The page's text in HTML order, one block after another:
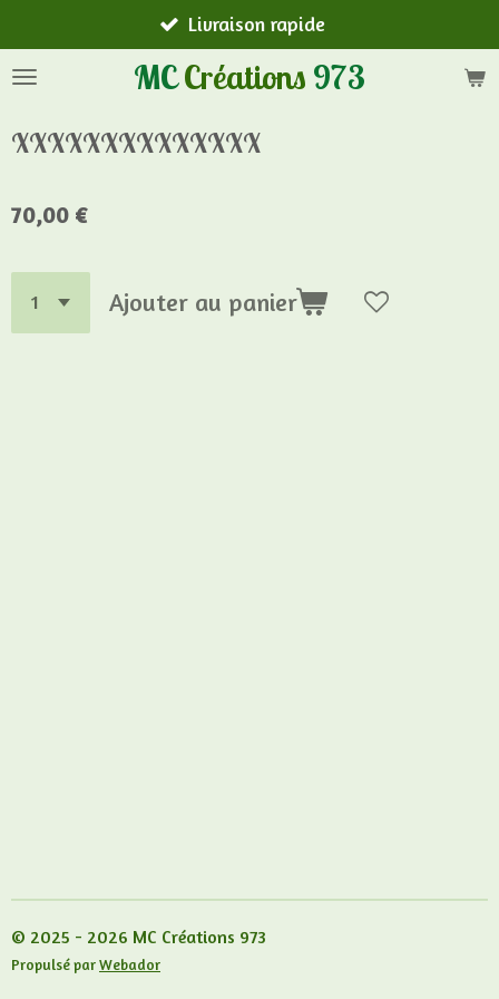
au
contenu
MCCréations 973
Livraison rapide
XXXXXXXXXXXXXX
70,00 €
Ajouter au panier
© 2025 - 2026 MC Créations 973
Propulsé parWebador